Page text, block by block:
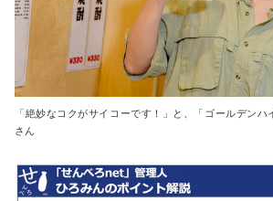
「絶妙なコクがサイコーです！」と、「ゴールデン
さん